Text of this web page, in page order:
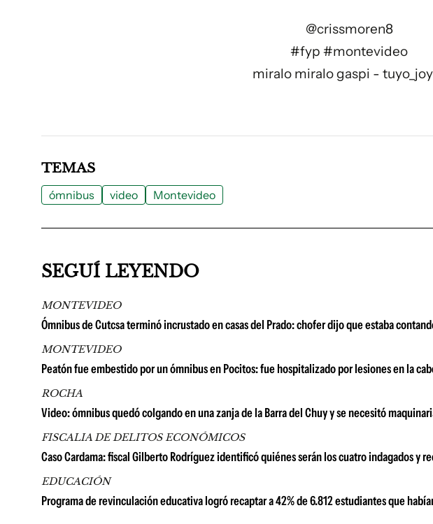
@crissmoren8
#fyp #montevideo
miralo miralo gaspi -
TEMAS
ómnibus video Montevideo
SEGUÍ LEYENDO
MONTEVIDEO
Ómnibus de Cutcsa terminó incrustado en casas del Prado: chofer dijo que estaba
MONTEVIDEO
Peatón fue embestido por un ómnibus en Pocitos: fue hospitalizado por lesiones en la
ROCHA
Video: ómnibus quedó colgando en una zanja de la Barra del Chuy y se necesitó
FISCALIA DE DELITOS ECONÓMICOS
Caso Cardama: fiscal Gilberto Rodríguez identificó quiénes serán los cuatro indagados y
EDUCACIÓN
Programa de revinculación educativa logró recaptar a 42% de 6.812 estudiantes que